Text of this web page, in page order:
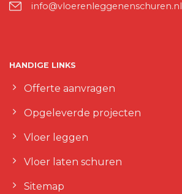
info@vloerenleggenenschuren.nl
HANDIGE LINKS
Offerte aanvragen
Opgeleverde projecten
Vloer leggen
Vloer laten schuren
Sitemap